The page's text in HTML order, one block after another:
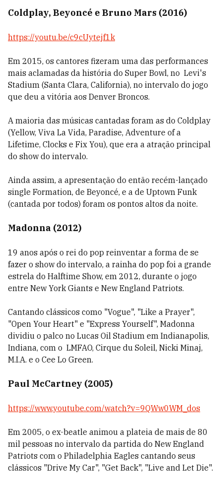
Coldplay, Beyoncé e Bruno Mars (2016)
https://youtu.be/c9cUytejf1k
Em 2015, os cantores fizeram uma das performances
mais aclamadas da história do Super Bowl, no Levi's
Stadium (Santa Clara, California), no intervalo do jogo
que deu a vitória aos Denver Broncos.
A maioria das músicas cantadas foram as do Coldplay
(Yellow, Viva La Vida, Paradise, Adventure of a
Lifetime, Clocks e Fix You), que era a atração principal
do show do intervalo.
Ainda assim, a apresentação do então recém-lançado
single Formation, de Beyoncé, e a de Uptown Funk
(cantada por todos) foram os pontos altos da noite.
Madonna (2012)
19 anos após o rei do pop reinventar a forma de se
fazer o show do intervalo, a rainha do pop foi a grande
estrela do Halftime Show, em 2012, durante o jogo
entre New York Giants e New England Patriots.
Cantando clássicos como "Vogue", "Like a Prayer",
"Open Your Heart" e "Express Yourself", Madonna
dividiu o palco no Lucas Oil Stadium em Indianapolis,
Indiana, com o LMFAO, Cirque du Soleil, Nicki Minaj,
M.I.A. e o Cee Lo Green.
Paul McCartney (2005)
https://www.youtube.com/watch?v=9QWw0WM_dos
Em 2005, o ex-beatle animou a plateia de mais de 80
mil pessoas no intervalo da partida do New England
Patriots com o Philadelphia Eagles cantando seus
clássicos "Drive My Car", "Get Back", "Live and Let Die".